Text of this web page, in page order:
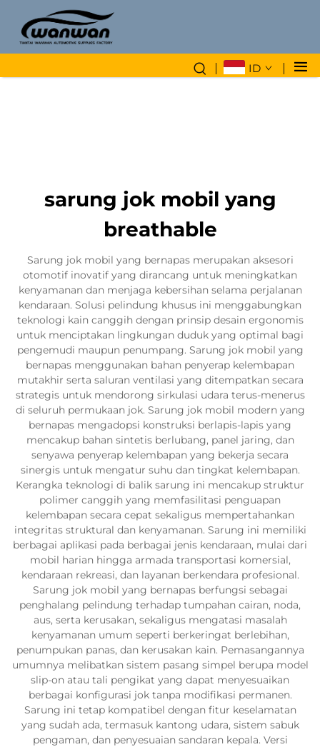
ID
sarung jok mobil yang
breathable
Sarung jok mobil yang bernapas merupakan aksesori
otomotif inovatif yang dirancang untuk meningkatkan
kenyamanan dan menjaga kebersihan selama perjalanan
kendaraan. Solusi pelindung khusus ini menggabungkan
teknologi kain canggih dengan prinsip desain ergonomis
untuk menciptakan lingkungan duduk yang optimal bagi
pengemudi maupun penumpang. Sarung jok mobil yang
bernapas menggunakan bahan penyerap kelembapan
mutakhir serta saluran ventilasi yang ditempatkan secara
strategis untuk mendorong sirkulasi udara terus-menerus
di seluruh permukaan jok. Sarung jok mobil modern yang
bernapas mengadopsi konstruksi berlapis-lapis yang
mencakup bahan sintetis berlubang, panel jaring, dan
senyawa penyerap kelembapan yang bekerja secara
sinergis untuk mengatur suhu dan tingkat kelembapan.
Kerangka teknologi di balik sarung ini mencakup struktur
polimer canggih yang memfasilitasi penguapan
kelembapan secara cepat sekaligus mempertahankan
integritas struktural dan kenyamanan. Sarung ini memiliki
berbagai aplikasi pada berbagai jenis kendaraan, mulai dari
mobil harian hingga armada transportasi komersial,
kendaraan rekreasi, dan layanan berkendara profesional.
Sarung jok mobil yang bernapas berfungsi sebagai
penghalang pelindung terhadap tumpahan cairan, noda,
aus, serta kerusakan, sekaligus mengatasi masalah
kenyamanan umum seperti berkeringat berlebihan,
penumpukan panas, dan kerusakan kain. Pemasangannya
umumnya melibatkan sistem pasang simpel berupa model
slip-on atau tali pengikat yang dapat menyesuaikan
berbagai konfigurasi jok tanpa modifikasi permanen.
Sarung ini tetap kompatibel dengan fitur keselamatan
yang sudah ada, termasuk kantong udara, sistem sabuk
pengaman, dan penyesuaian sandaran kepala. Versi